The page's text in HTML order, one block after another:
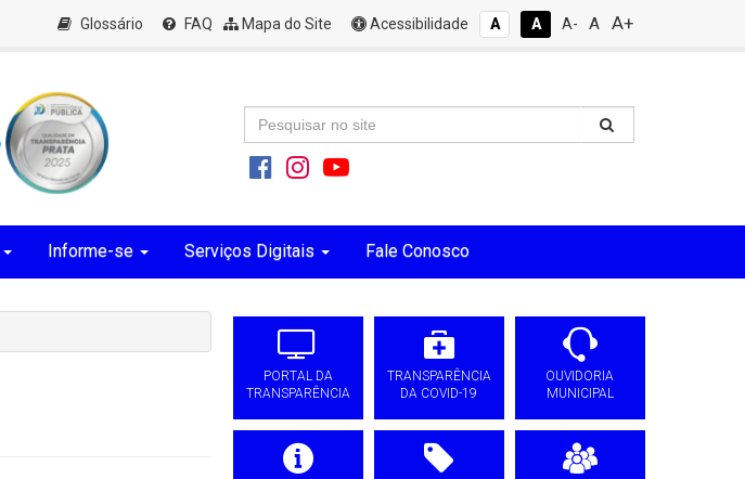
Glossário FAQ Mapa do Site Acessibilidade A A A- A A+
Informe-se Serviços Digitais Fale Conosco
PORTAL DA
TRANSPARÊNCIA
TRANSPARÊNCIA
DA COVID-19
OUVIDORIA
MUNICIPAL